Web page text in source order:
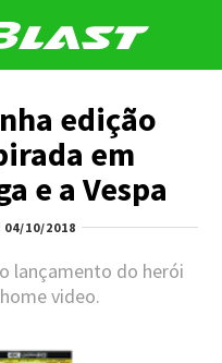
edição
em
e a Vespa
04/10/2018
lançamento do herói
video.